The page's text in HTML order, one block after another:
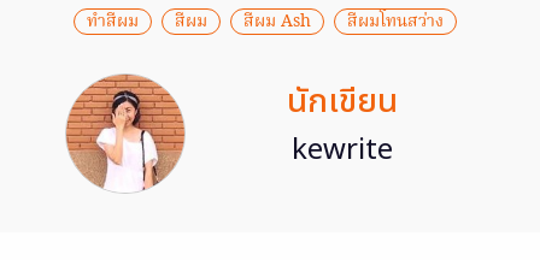
ทำสีผม สีผม สีผม Ash สีผมโทนสว่าง
นักเขียน
kewrite